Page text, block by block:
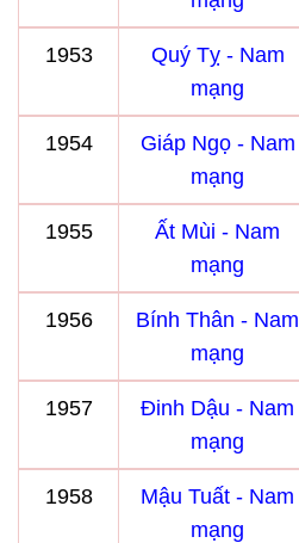
1953
Quý Tỵ - Nam
mạng
1954
Giáp Ngọ - Nam
mạng
1955
Ất Mùi - Nam
mạng
1956
Bính Thân - Nam
mạng
1957
Đinh Dậu - Nam
mạng
1958
Mậu Tuất - Nam
mạng